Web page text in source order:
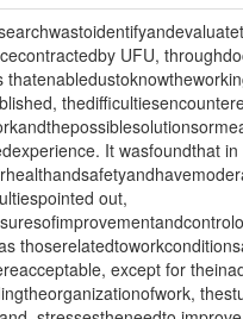
UFU,
It wasfoundthat
out,
except for